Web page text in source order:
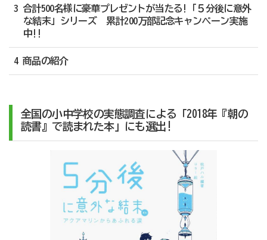
3 合計500名様に豪華プレゼントが当たる!「５分後に意外
な結末」シリーズ 累計200万部記念キャンペーン実施
中!!
4 商品の紹介
全国の小中学校の実態調査による「2018年『朝の
読書』で読まれた本」にも選出!